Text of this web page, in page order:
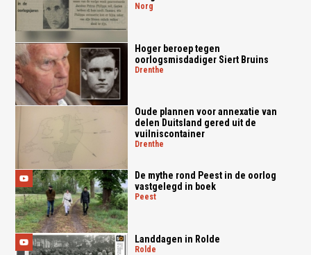
norg
Hoger beroep tegen
oorlogsmisdadiger Siert Bruins
drenthe
Oude plannen voor annexatie van
delen Duitsland gered uit de
vuilniscontainer
drenthe
De mythe rond Peest in de oorlog
vastgelegd in boek
peest
Landdagen in Rolde
rolde